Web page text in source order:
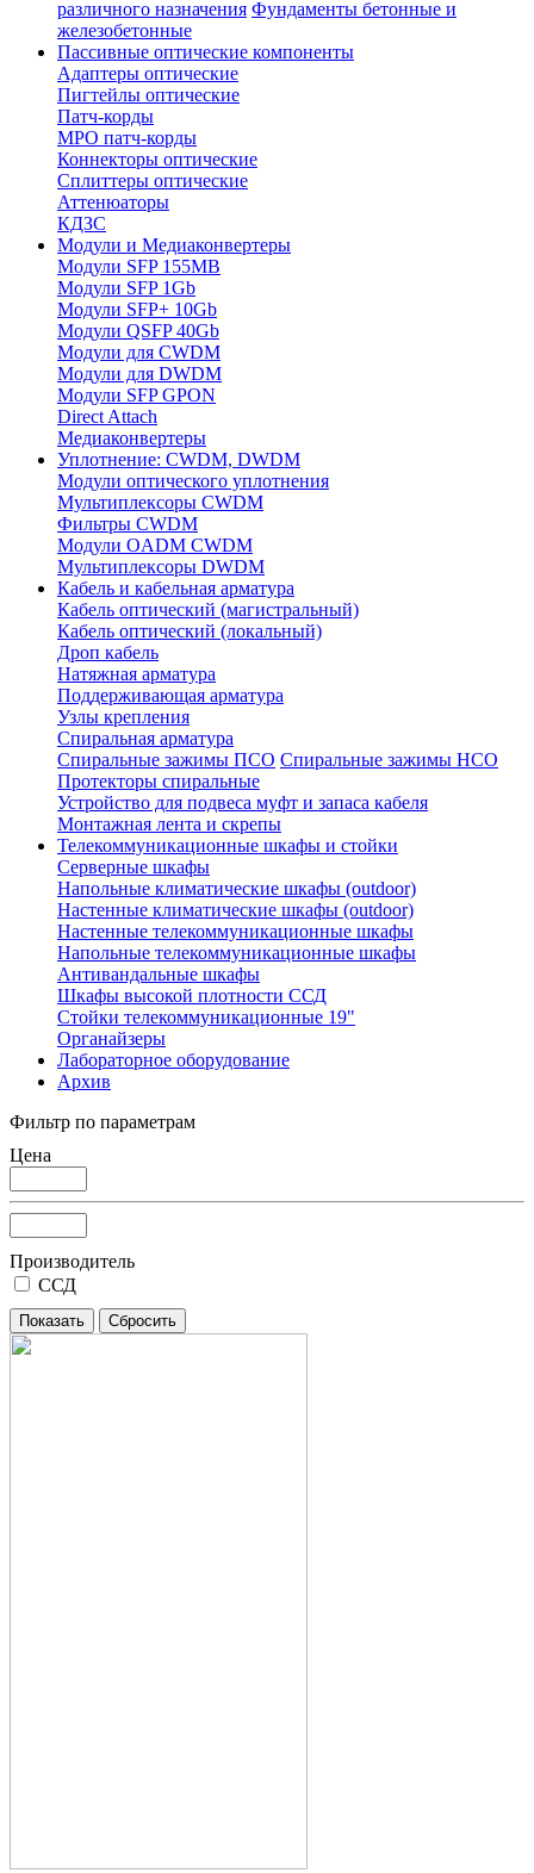
различного назначения Фундаменты бетонные и
железобетонные
Пассивные оптические компоненты
Адаптеры оптические
Пигтейлы оптические
Патч-корды
MPO патч-корды
Коннекторы оптические
Сплиттеры оптические
Аттенюаторы
КДЗС
Модули и Медиаконвертеры
Модули SFP 155MB
Модули SFP 1Gb
Модули SFP+ 10Gb
Модули QSFP 40Gb
Модули для CWDM
Модули для DWDM
Модули SFP GPON
Direct Attach
Медиаконвертеры
Уплотнение: CWDM, DWDM
Модули оптического уплотнения
Мультиплексоры CWDM
Фильтры CWDM
Модули OADM CWDM
Мультиплексоры DWDM
Кабель и кабельная арматура
Кабель оптический (магистральный)
Кабель оптический (локальный)
Дроп кабель
Натяжная арматура
Поддерживающая арматура
Узлы крепления
Спиральная арматура
Спиральные зажимы ПСО Спиральные зажимы НСО
Протекторы спиральные
Устройство для подвеса муфт и запаса кабеля
Монтажная лента и скрепы
Телекоммуникационные шкафы и стойки
Серверные шкафы
Напольные климатические шкафы (outdoor)
Настенные климатические шкафы (outdoor)
Настенные телекоммуникационные шкафы
Напольные телекоммуникационные шкафы
Антивандальные шкафы
Шкафы высокой плотности ССД
Стойки телекоммуникационные 19"
Органайзеры
Лабораторное оборудование
Архив
Фильтр по параметрам
Цена
Производитель
ССД